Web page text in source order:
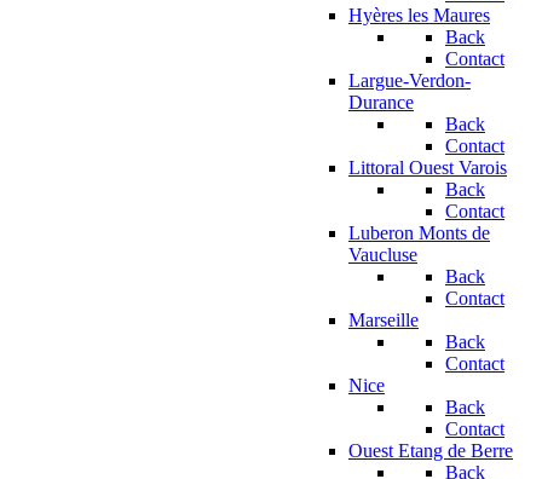
Hyères les Maures
Back
Contact
Largue-Verdon-
Durance
Back
Contact
Littoral Ouest Varois
Back
Contact
Luberon Monts de
Vaucluse
Back
Contact
Marseille
Back
Contact
Nice
Back
Contact
Ouest Etang de Berre
Back